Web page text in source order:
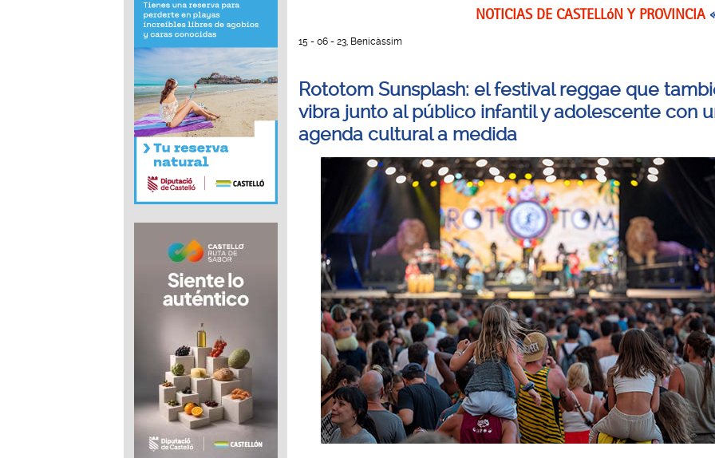
NOTICIAS DE CASTELLóN Y PROVINCIA
15 - 06 - 23, Benicàssim
Rototom Sunsplash: el festival reggae que
vibra junto al público infantil y adolescente con
agenda cultural a medida